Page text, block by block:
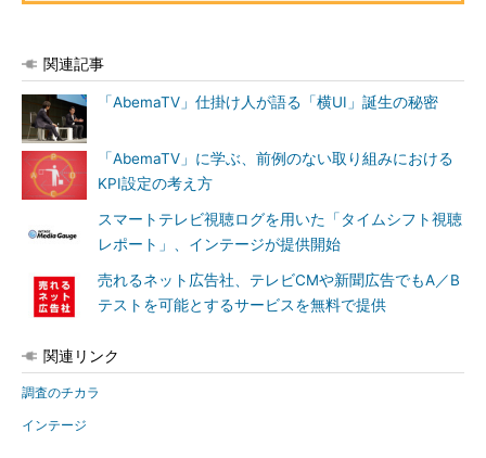
関連記事
「AbemaTV」仕掛け人が語る「横UI」誕生の秘密
「AbemaTV」に学ぶ、前例のない取り組みにおける
KPI設定の考え方
スマートテレビ視聴ログを用いた「タイムシフト視聴
レポート」、インテージが提供開始
売れるネット広告社、テレビCMや新聞広告でもA／B
テストを可能とするサービスを無料で提供
関連リンク
調査のチカラ
インテージ